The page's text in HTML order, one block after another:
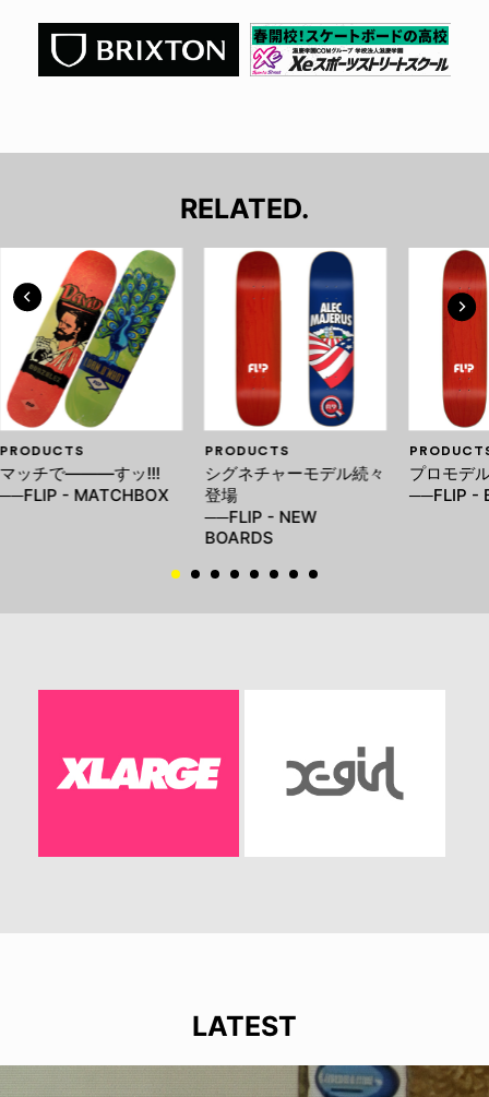
RELATED.
PRODUCTS
マッチで―――すッ!!!
──FLIP - MATCHBOX
PRODUCTS
シグネチャーモデル続々
登場
──FLIP - NEW
BOARDS
プロモデ
──FLIP -
LATEST